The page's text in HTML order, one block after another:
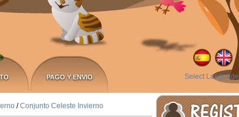
PAGO Y ENVIO Select Language
/Conjunto Celeste Invierno